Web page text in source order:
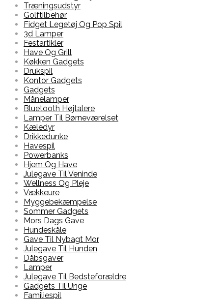
Træningsudstyr
Golftilbehør
Fidget Legetøj Og Pop Spil
3d Lamper
Festartikler
Have Og Grill
Køkken Gadgets
Drukspil
Kontor Gadgets
Gadgets
Månelamper
Bluetooth Højtalere
Lamper Til Børneværelset
Kæledyr
Drikkedunke
Havespil
Powerbanks
Hjem Og Have
Julegave Til Veninde
Wellness Og Pleje
Vækkeure
Myggebekæmpelse
Sommer Gadgets
Mors Dags Gave
Hundeskåle
Gave Til Nybagt Mor
Julegave Til Hunden
Dåbsgaver
Lamper
Julegave Til Bedsteforældre
Gadgets Til Unge
Familiespil